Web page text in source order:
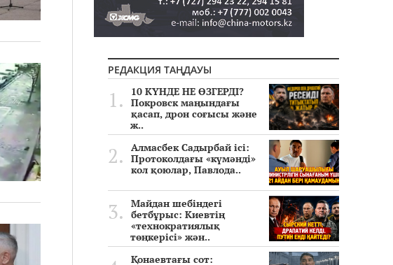
РЕДАКЦИЯ ТАҢДАУЫ
10 КҮНДЕ НЕ ӨЗГЕРДІ?
Покровск маңындағы
қасап, дрон соғысы және
ж..
Алмасбек Садырбай ісі:
Протоколдағы «күмәнді»
кол қоюлар, Павлода..
Майдан шебіндегі
бетбұрыс: Киевтің
«технократиялық
төңкерісі» жән..
Қонаевтағы сот: